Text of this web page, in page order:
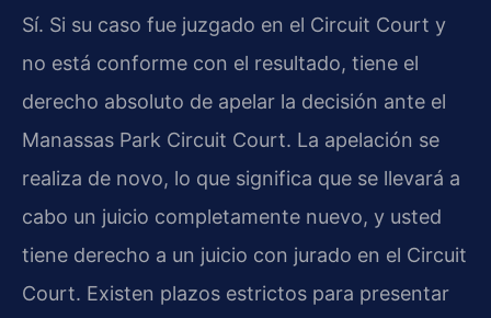
Sí. Si su caso fue juzgado en el Circuit Court y
no está conforme con el resultado, tiene el
derecho absoluto de apelar la decisión ante el
Manassas Park Circuit Court. La apelación se
realiza de novo, lo que significa que se llevará a
cabo un juicio completamente nuevo, y usted
tiene derecho a un juicio con jurado en el Circuit
Court. Existen plazos estrictos para presentar